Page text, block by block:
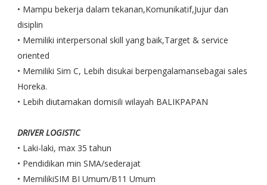
• Mampu bekerja dalam tekanan,Komunikatif,Jujur dan
disiplin
• Memiliki interpersonal skill yang baik,Target & service
oriented
• Memiliki Sim C, Lebih disukai berpengalamansebagai sales
Horeka.
• Lebih diutamakan domisili wilayah BALIKPAPAN
DRIVER LOGISTIC
• Laki-laki, max 35 tahun
• Pendidikan min SMA/sederajat
• MemilikiSIM BI Umum/B11 Umum